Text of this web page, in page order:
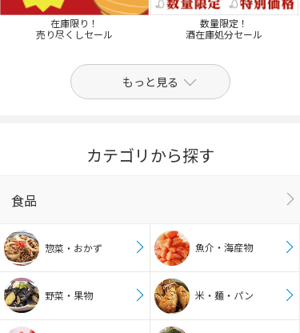
在庫限り！
売り尽くしセール
数量限定！
酒在庫処分セール
もっと見る
カテゴリから探す
食品
惣菜・おかず 魚介・海産物
野菜・果物 米・麺・パン